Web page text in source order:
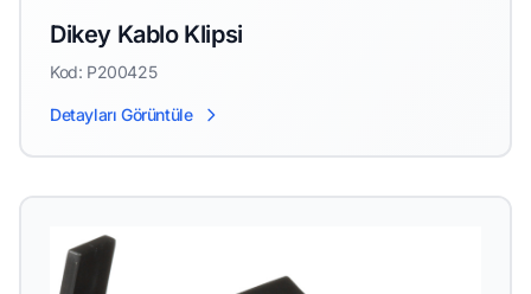
Dikey Kablo Klipsi
Kod: P200425
Detayları Görüntüle